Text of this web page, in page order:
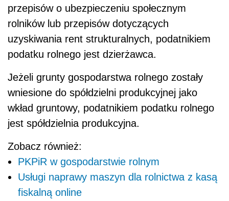
przepisów o ubezpieczeniu społecznym
rolników lub przepisów dotyczących
uzyskiwania rent strukturalnych, podatnikiem
podatku rolnego jest dzierżawca.
Jeżeli grunty gospodarstwa rolnego zostały
wniesione do spółdzielni produkcyjnej jako
wkład gruntowy, podatnikiem podatku rolnego
jest spółdzielnia produkcyjna.
Zobacz również:
PKPiR w gospodarstwie rolnym
Usługi naprawy maszyn dla rolnictwa z kasą
fiskalną online